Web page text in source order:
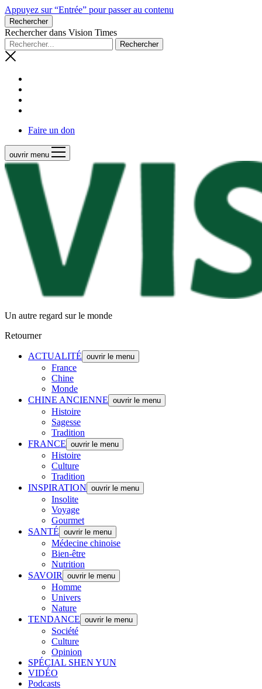
Appuyez sur “Entrée” pour passer au contenu
Rechercher
Rechercher dans Vision Times
Faire un don
ouvrir menu
Un autre regard sur le monde
Retourner
ACTUALITÉ ouvrir le menu
France
Chine
Monde
CHINE ANCIENNE ouvrir le menu
Histoire
Sagesse
Tradition
FRANCE ouvrir le menu
Histoire
Culture
Tradition
INSPIRATION ouvrir le menu
Insolite
Voyage
Gourmet
SANTÉ ouvrir le menu
Médecine chinoise
Bien-être
Nutrition
SAVOIR
ouvrir le menu
Homme
Univers
Nature
TENDANCE ouvrir le menu
Société
Culture
Opinion
SPÉCIAL SHEN YUN
VIDÉO
Podcasts